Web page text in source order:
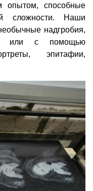
опытом, способные
сложности. Наши
надгробия,
или с помощью
эпитафии,